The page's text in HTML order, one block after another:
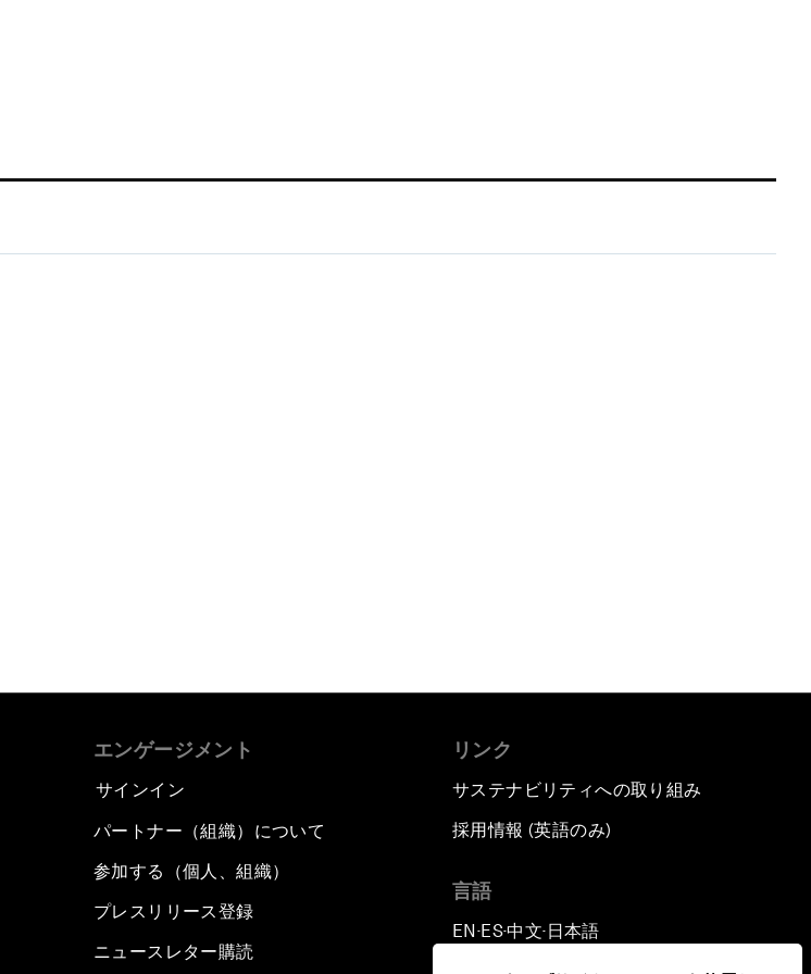
エンゲージメント
サインイン
パートナー（組織）について
参加する（個人、組織）
プレスリリース登録
ニュースレター購読
リンク
サステナビリティへの取り組み
採用情報 (英語のみ)
言語
EN ▪ES▪中文▪ 日本語